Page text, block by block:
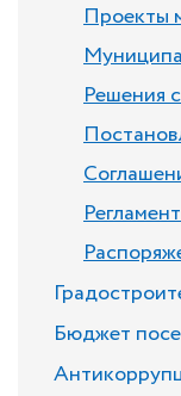
Проекты
Решения
Бюджет